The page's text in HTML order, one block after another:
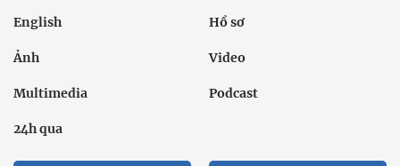
English Hồ sơ
Ảnh Video
Multimedia Podcast
24h qua